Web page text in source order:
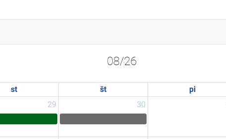
08/26
st št pi
29 30